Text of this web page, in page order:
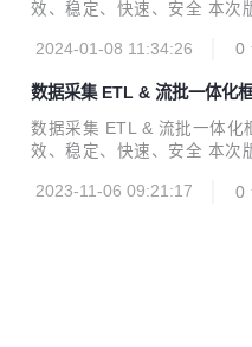
效、稳定、快速、安全 本次
均衡机制 bboss 是一个基于
成： Elasticsearch
高兼容性的 Elasticsearch/
据采集同步 ETL ，一个基于
2024-01-08 11:34:26 0
数据采集 ETL & 流批一体化
数据采集 ETL & 流批一体
效、稳定、快速、安全 本次
据，也可每次作业重启从最
2023-11-06 09:21:17 0